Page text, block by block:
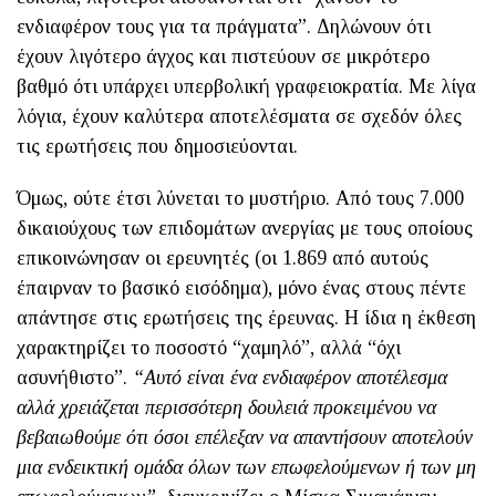
ενδιαφέρον τους για τα πράγματα”. Δηλώνουν ότι
έχουν λιγότερο άγχος και πιστεύουν σε μικρότερο
βαθμό ότι υπάρχει υπερβολική γραφειοκρατία. Με λίγα
λόγια, έχουν καλύτερα αποτελέσματα σε σχεδόν όλες
τις ερωτήσεις που δημοσιεύονται.
Όμως, ούτε έτσι λύνεται το μυστήριο. Από τους 7.000
δικαιούχους των επιδομάτων ανεργίας με τους οποίους
επικοινώνησαν οι ερευνητές (οι 1.869 από αυτούς
έπαιρναν το βασικό εισόδημα), μόνο ένας στους πέντε
απάντησε στις ερωτήσεις της έρευνας. Η ίδια η έκθεση
χαρακτηρίζει το ποσοστό “χαμηλό”, αλλά “όχι
ασυνήθιστο”. “Αυτό είναι ένα ενδιαφέρον αποτέλεσμα
αλλά χρειάζεται περισσότερη δουλειά προκειμένου να
βεβαιωθούμε ότι όσοι επέλεξαν να απαντήσουν αποτελούν
μια ενδεικτική ομάδα όλων των επωφελούμενων ή των μη